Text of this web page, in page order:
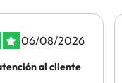
06/08/2026
al cliente